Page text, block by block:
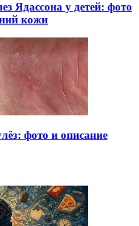
Ядассона у детей: фото
кожи
фото и описание